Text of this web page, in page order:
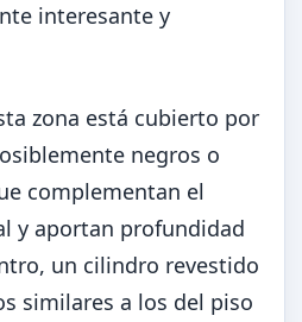
interesante y
zona está cubierto por
negros o
complementan el
y aportan profundidad
un cilindro revestido
similares a los del piso